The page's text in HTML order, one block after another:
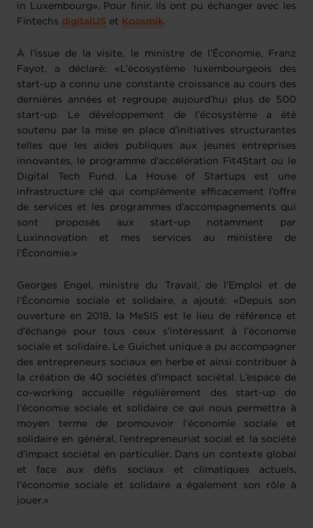
in Luxembourg». Pour finir, ils ont pu échanger avec les
Fintechs digitalUS et Koosmik.
À l’issue de la visite, le ministre de l’Économie, Franz
Fayot, a déclaré: «L’écosystème luxembourgeois des
start-up a connu une constante croissance au cours des
dernières années et regroupe aujourd’hui plus de 500
start-up. Le développement de l’écosystème a été
soutenu par la mise en place d’initiatives structurantes
telles que les aides publiques aux jeunes entreprises
innovantes, le programme d’accélération Fit4Start ou le
Digital Tech Fund. La House of Startups est une
infrastructure clé qui complémente efficacement l’offre
de services et les programmes d’accompagnements qui
sont proposés aux start-up notamment par
Luxinnovation et mes services au ministère de
l’Économie.»
Georges Engel, ministre du Travail, de l’Emploi et de
l’Économie sociale et solidaire, a ajouté: «Depuis son
ouverture en 2018, la MeSIS est le lieu de référence et
d’échange pour tous ceux s’intéressant à l’économie
sociale et solidaire. Le Guichet unique a pu accompagner
des entrepreneurs sociaux en herbe et ainsi contribuer à
la création de 40 sociétés d’impact sociétal. L’espace de
co-working accueille régulièrement des start-up de
l’économie sociale et solidaire ce qui nous permettra à
moyen terme de promouvoir l’économie sociale et
solidaire en général, l’entrepreneuriat social et la société
d’impact sociétal en particulier. Dans un contexte global
et face aux défis sociaux et climatiques actuels,
l’économie sociale et solidaire a également son rôle à
jouer.»